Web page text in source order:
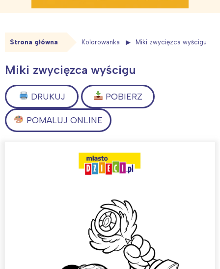
Strona główna Kolorowanka Miki zwycięzca wyścigu
Miki zwycięzca wyścigu
DRUKUJ POBIERZ
POMALUJ ONLINE